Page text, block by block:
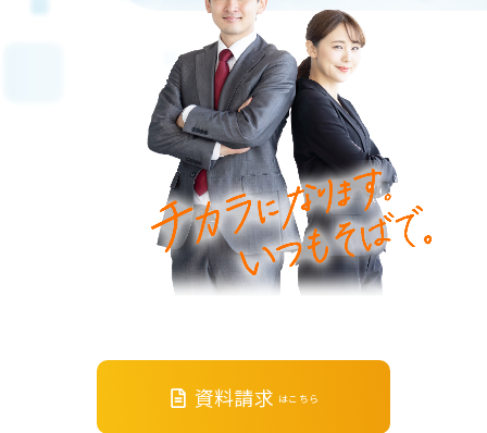
資料請求 はこちら